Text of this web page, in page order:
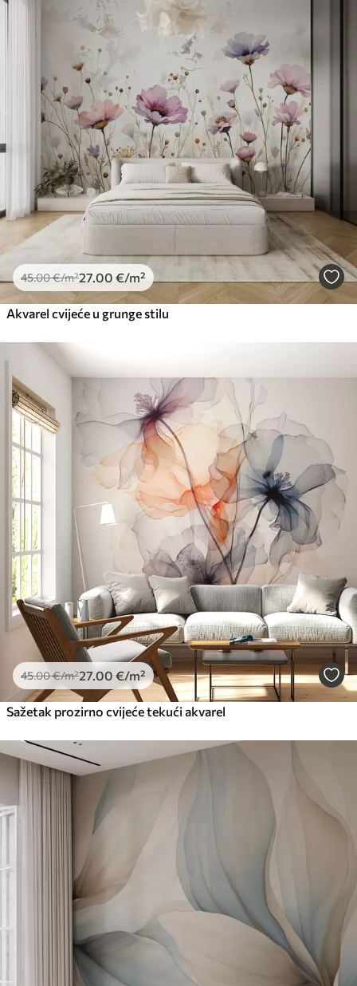
45.00€/m²27 .00 €/m²
Akvarel cvijeće u grunge stilu
45.00€/m²27 .00 €/m²
Sažetak prozirno cvijeće tekući akvarel